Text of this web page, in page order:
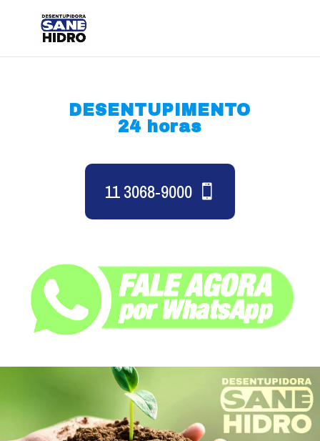
DESENTUPIMENTO
24 horas
11 3068-9000